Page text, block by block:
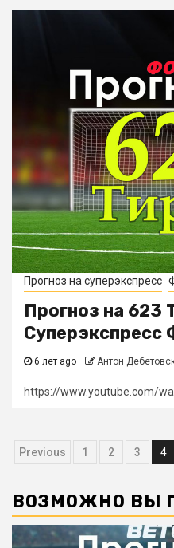
Прогноз на суперэкспресс
Прогноз на 623
Суперэкспресс
6 лет ago Антон
https://www.youtube.com/
Навигация
записям
Previous 1 2 3 4
ВОЗМОЖНО ВЫ